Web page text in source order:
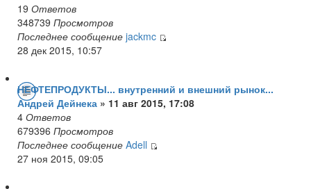
19 Ответов
348739 Просмотров
Последнее сообщение jackmc
28 дек 2015, 10:57
НЕФТЕПРОДУКТЫ... внутренний и внешний рынок...
Андрей Дейнека » 11 авг 2015, 17:08
4 Ответов
679396 Просмотров
Последнее сообщение Adell
27 ноя 2015, 09:05